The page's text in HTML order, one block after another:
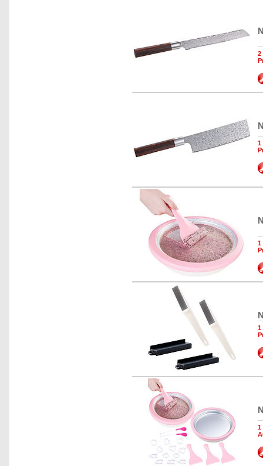
2
1
1
1
1